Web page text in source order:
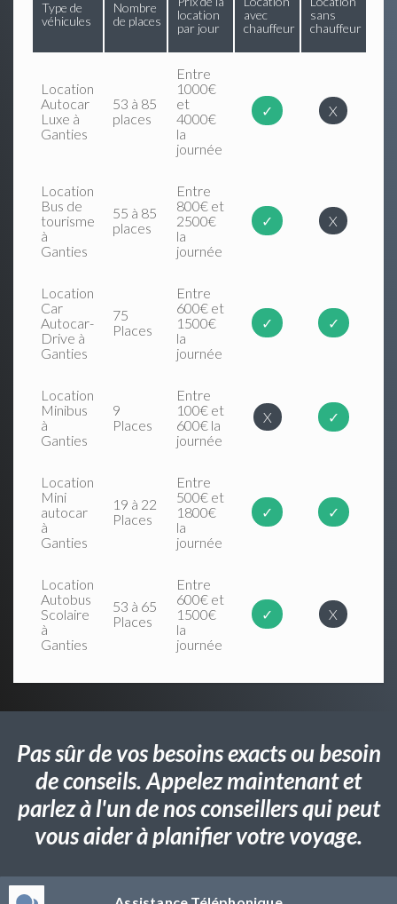
Type de
véhicules
Nombre
de places
location
par jour
avec
chauffeur
sans
chauffeur
Location
Autocar
Luxe à
Ganties
53 à 85
places
Entre
1000€
et
4000€
la
journée
✓ X
Location
Bus de
tourisme
à
Ganties
55 à 85
places
Entre
800€ et
2500€
la
journée
✓ X
Location
Car
Autocar-
Drive à
Ganties
75
Places
Entre
600€ et
1500€
la
journée
✓ ✓
Location
Minibus
à
Ganties
9
Places
Entre
100€ et
600€ la
journée
X ✓
Location
Mini
autocar
à
Ganties
19 à 22
Places
Entre
500€ et
1800€
la
journée
✓ ✓
Location
Autobus
Scolaire
à
Ganties
53 à 65
Places
Entre
600€ et
1500€
la
journée
✓ X
Pas sûr de vos besoins exacts ou besoin
de conseils. Appelez maintenant et
parlez à l'un de nos conseillers qui peut
vous aider à planifier votre voyage.